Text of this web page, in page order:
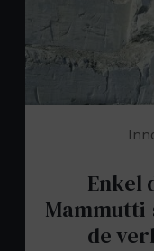
Enkel
de